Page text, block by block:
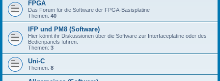
FPGA
Das Forum für die Software der FPGA-Basisplatine
Themen: 40
IFP und PM8 (Software)
Hier könnt ihr Diskussionen über die Software zur Interfaceplatine oder des
Bedienpanels führen.
Themen: 3
Uni-C
Themen: 8